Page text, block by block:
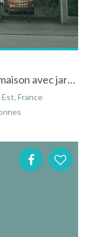
Haguenau gite 2 pièces à louer dans maison avec jardin
France